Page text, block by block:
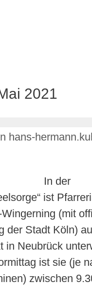
2021
hans-
In der
ist
(mit
der Stadt Köln)
in Neubrück
ist sie (je
zwischen